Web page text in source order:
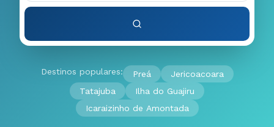
Destinos populares: Preá
Jericoacoara
Tatajuba
Ilha do Guajiru
Icaraizinho de Amontada